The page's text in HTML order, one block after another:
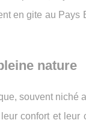
en gite au Pays
nature
souvent niché
confort et leur